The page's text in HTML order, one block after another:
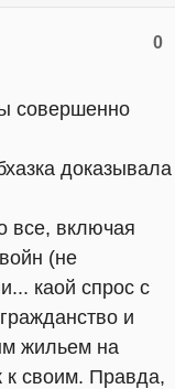
0
совершенно
доказывала
все, включая
(не
каой спрос с
и
жильем на
к своим. Правда,